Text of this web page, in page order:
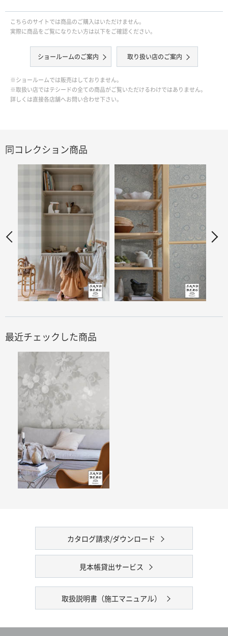
こちらのサイトでは商品のご購入はいただけません。
実際に商品をご覧になりたい方は以下をご確認ください。
ショールームのご案内 取り扱い店のご案内
※ショールームでは販売はしておりません。
※取扱い店ではテシードの全ての商品がご覧いただけるわけではありません。
詳しくは直接各店舗へお問い合わせ下さい。
同コレクション商品
最近チェックした商品
カタログ請求/ダウンロード
見本帳貸出サービス
取扱説明書（施工マニュアル）